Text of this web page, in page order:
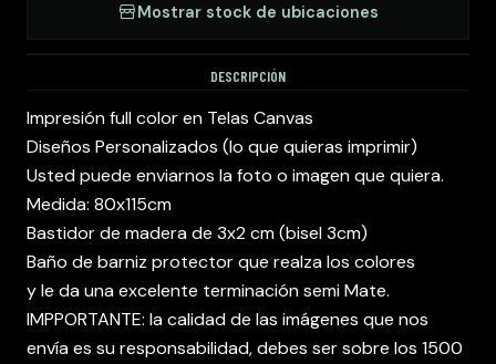
Mostrar stock de ubicaciones
DESCRIPCIÓN
Impresión full color en Telas Canvas
Diseños Personalizados (lo que quieras imprimir)
Usted puede enviarnos la foto o imagen que quiera.
Medida: 80x115cm
Bastidor de madera de 3x2 cm (bisel 3cm)
Baño de barniz protector que realza los colores
y le da una excelente terminación semi Mate.
IMPPORTANTE: la calidad de las imágenes que nos
envía es su responsabilidad, debes ser sobre los 1500